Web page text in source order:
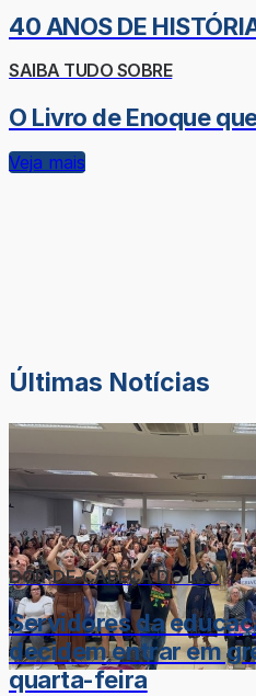
40 ANOS DE
SAIBA TUDO SOBRE
O Livro de Enoque
Veja mais
Últimas Notícias
DOR-DE-CABEÇA DO LÉO
Servidores da
decidem entrar em
quarta-feira